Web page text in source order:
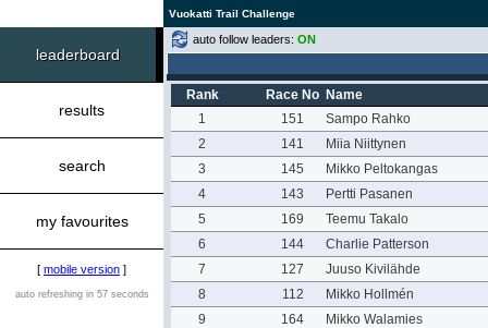
Vuokatti Trail Challenge
leaderboard
results
search
my favourites
[ mobile version ]
auto refreshing in 57 seconds
auto follow leaders: ON
Rank Race No Name
1
151
Sampo Rahko
2
141
Miia Niittynen
3
145
Mikko Peltokangas
4
143
Pertti Pasanen
5
169
Teemu Takalo
6
144
Charlie Patterson
7
127
Juuso Kivilähde
8
112
Mikko Hollmén
9
164
Mikko Walamies